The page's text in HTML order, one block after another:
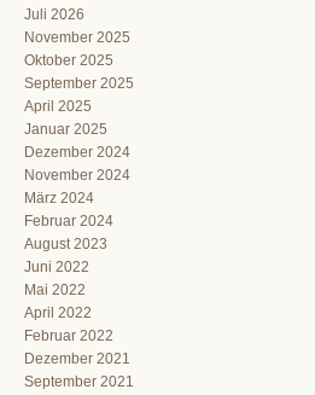
Juli 2026
November 2025
Oktober 2025
September 2025
April 2025
Januar 2025
Dezember 2024
November 2024
März 2024
Februar 2024
August 2023
Juni 2022
Mai 2022
April 2022
Februar 2022
Dezember 2021
September 2021